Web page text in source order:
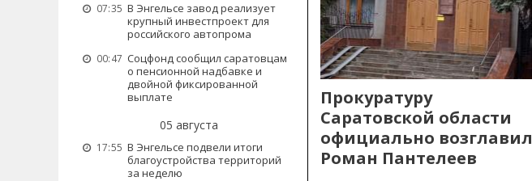
07:35 В Энгельсе завод реализует
крупный инвестпроект для
российского автопрома
00:47 Соцфонд сообщил саратовцам
о пенсионной надбавке и
двойной фиксированной
выплате
05 августа
17:55 В Энгельсе подвели итоги
благоустройства территорий
за неделю
Прокуратуру
Саратовской области
официально возглавил
Роман Пантелеев